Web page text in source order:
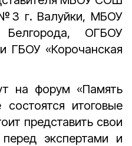
г. Валуйки, МБОУ
ОГБОУ
ГБОУ «Корочанская
на форум «Память
итоговые
представить свои
экспертами и